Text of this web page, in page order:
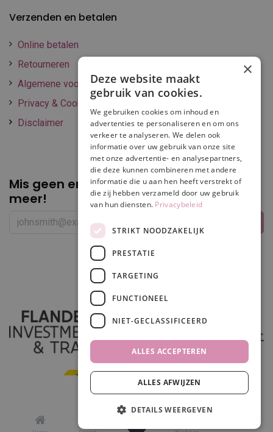
In winkelwagen
0
Verzenden en betalen
Online betalen
Retourneren
Algemene voorwaarden
Privacy & Cookie policy
Disclaimer
Mis geen enkelepromotie of korting
meer!
Made inodoobyscrollit
×
Deze website maakt
gebruik van cookies.
We gebruiken cookies om inhoud en
advertenties te personaliseren en om ons
verkeer te analyseren. We delen ook
informatie over uw gebruik van onze site
met onze advertentie- en analysepartners,
die deze kunnen combineren met andere
informatie die u aan hen heeft verstrekt of
die zij hebben verzameld door uw gebruik
van hun diensten. Privacybeleid
STRIKT NOODZAKELIJK
PRESTATIE
TARGETING
FUNCTIONEEL
NIET-GECLASSIFICEERD
ALLES ACCEPTEREN
ALLES AFWIJZEN
DETAILS WEERGEVEN